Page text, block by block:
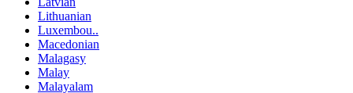
Lithuanian
Luxembou..
Macedonian
Malagasy
Malay
Malayalam